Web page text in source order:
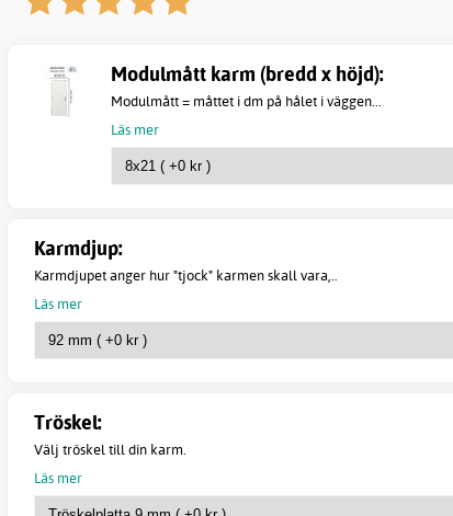
Modulmått karm (bredd x höjd):
Modulmått = måttet i dm på hålet i väggen...
Läs mer
Karmdjup:
Karmdjupet anger hur "tjock" karmen skall vara,..
Läs mer
Tröskel:
Välj tröskel till din karm.
Läs mer